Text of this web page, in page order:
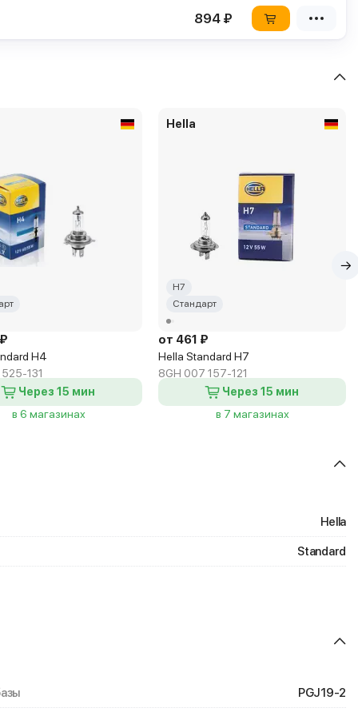
894 ₽
H4
131
Через 15 мин
в 6 магазинах
Hella
H7
Стандарт
от 461 ₽
Hella Standard H7
8GH 007 157-121
Через 15 мин
в 7 магазинах
Hella
Standard
PGJ19-2